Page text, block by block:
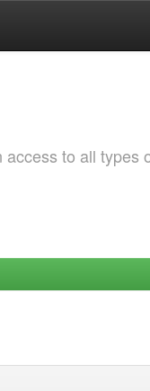
to all types